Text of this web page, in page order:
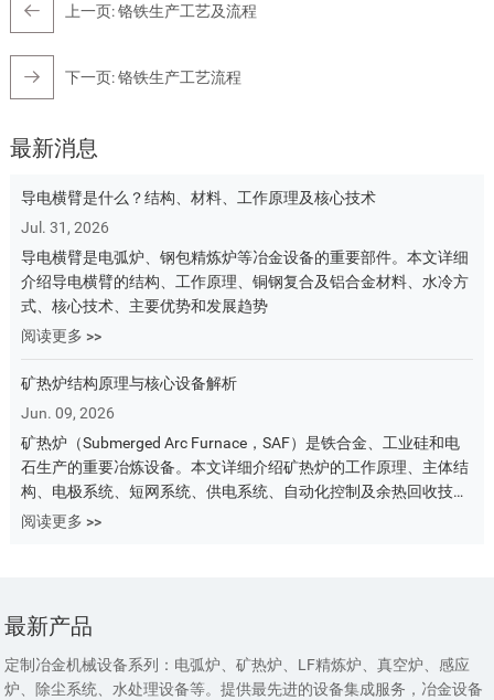
上一页:铬铁生产工艺及流程
下一页:铬铁生产工艺流程
最新消息
导电横臂是什么？结构、材料、工作原理及核心技术
Jul. 31, 2026
导电横臂是电弧炉、钢包精炼炉等冶金设备的重要部件。本文详细
介绍导电横臂的结构、工作原理、铜钢复合及铝合金材料、水冷方
式、核心技术、主要优势和发展趋势
阅读更多 >>
矿热炉结构原理与核心设备解析
Jun. 09, 2026
矿热炉（Submerged Arc Furnace，SAF）是铁合金、工业硅和电
石生产的重要冶炼设备。本文详细介绍矿热炉的工作原理、主体结
构、电极系统、短网系统、供电系统、自动化控制及余热回收技
术，帮助您全面了解矿热炉设备组成与运行机制。
阅读更多 >>
最新产品
定制冶金机械设备系列：电弧炉、矿热炉、LF精炼炉、真空炉、感应
炉、除尘系统、水处理设备等。提供最先进的设备集成服务，冶金设备